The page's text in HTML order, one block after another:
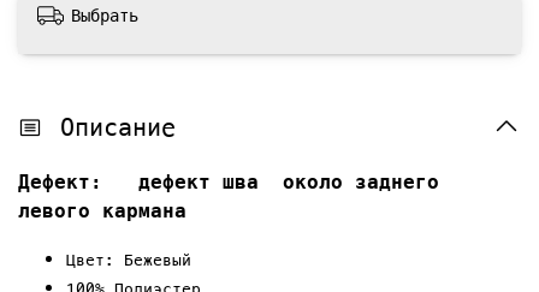
Выбрать
Описание
Дефект: дефект шва
около заднего
левого кармана
Цвет: Бежевый